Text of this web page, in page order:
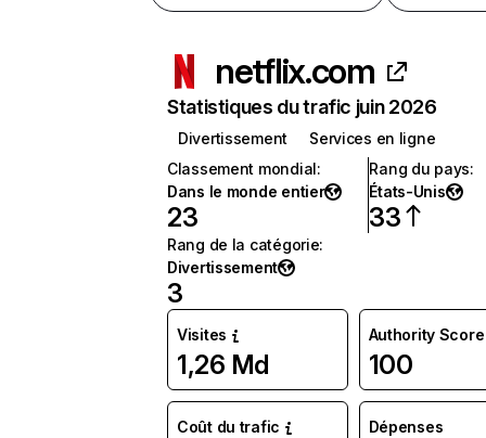
netflix.com
Statistiques du trafic juin 2026
Divertissement
Services en ligne
Classement mondial:
Dans le monde entier
23
Rang du pays:
États-Unis
33
Rang de la catégorie:
Divertissement
3
Visites
1,26 Md
Authority Score
100
Coût du trafic
Dépenses